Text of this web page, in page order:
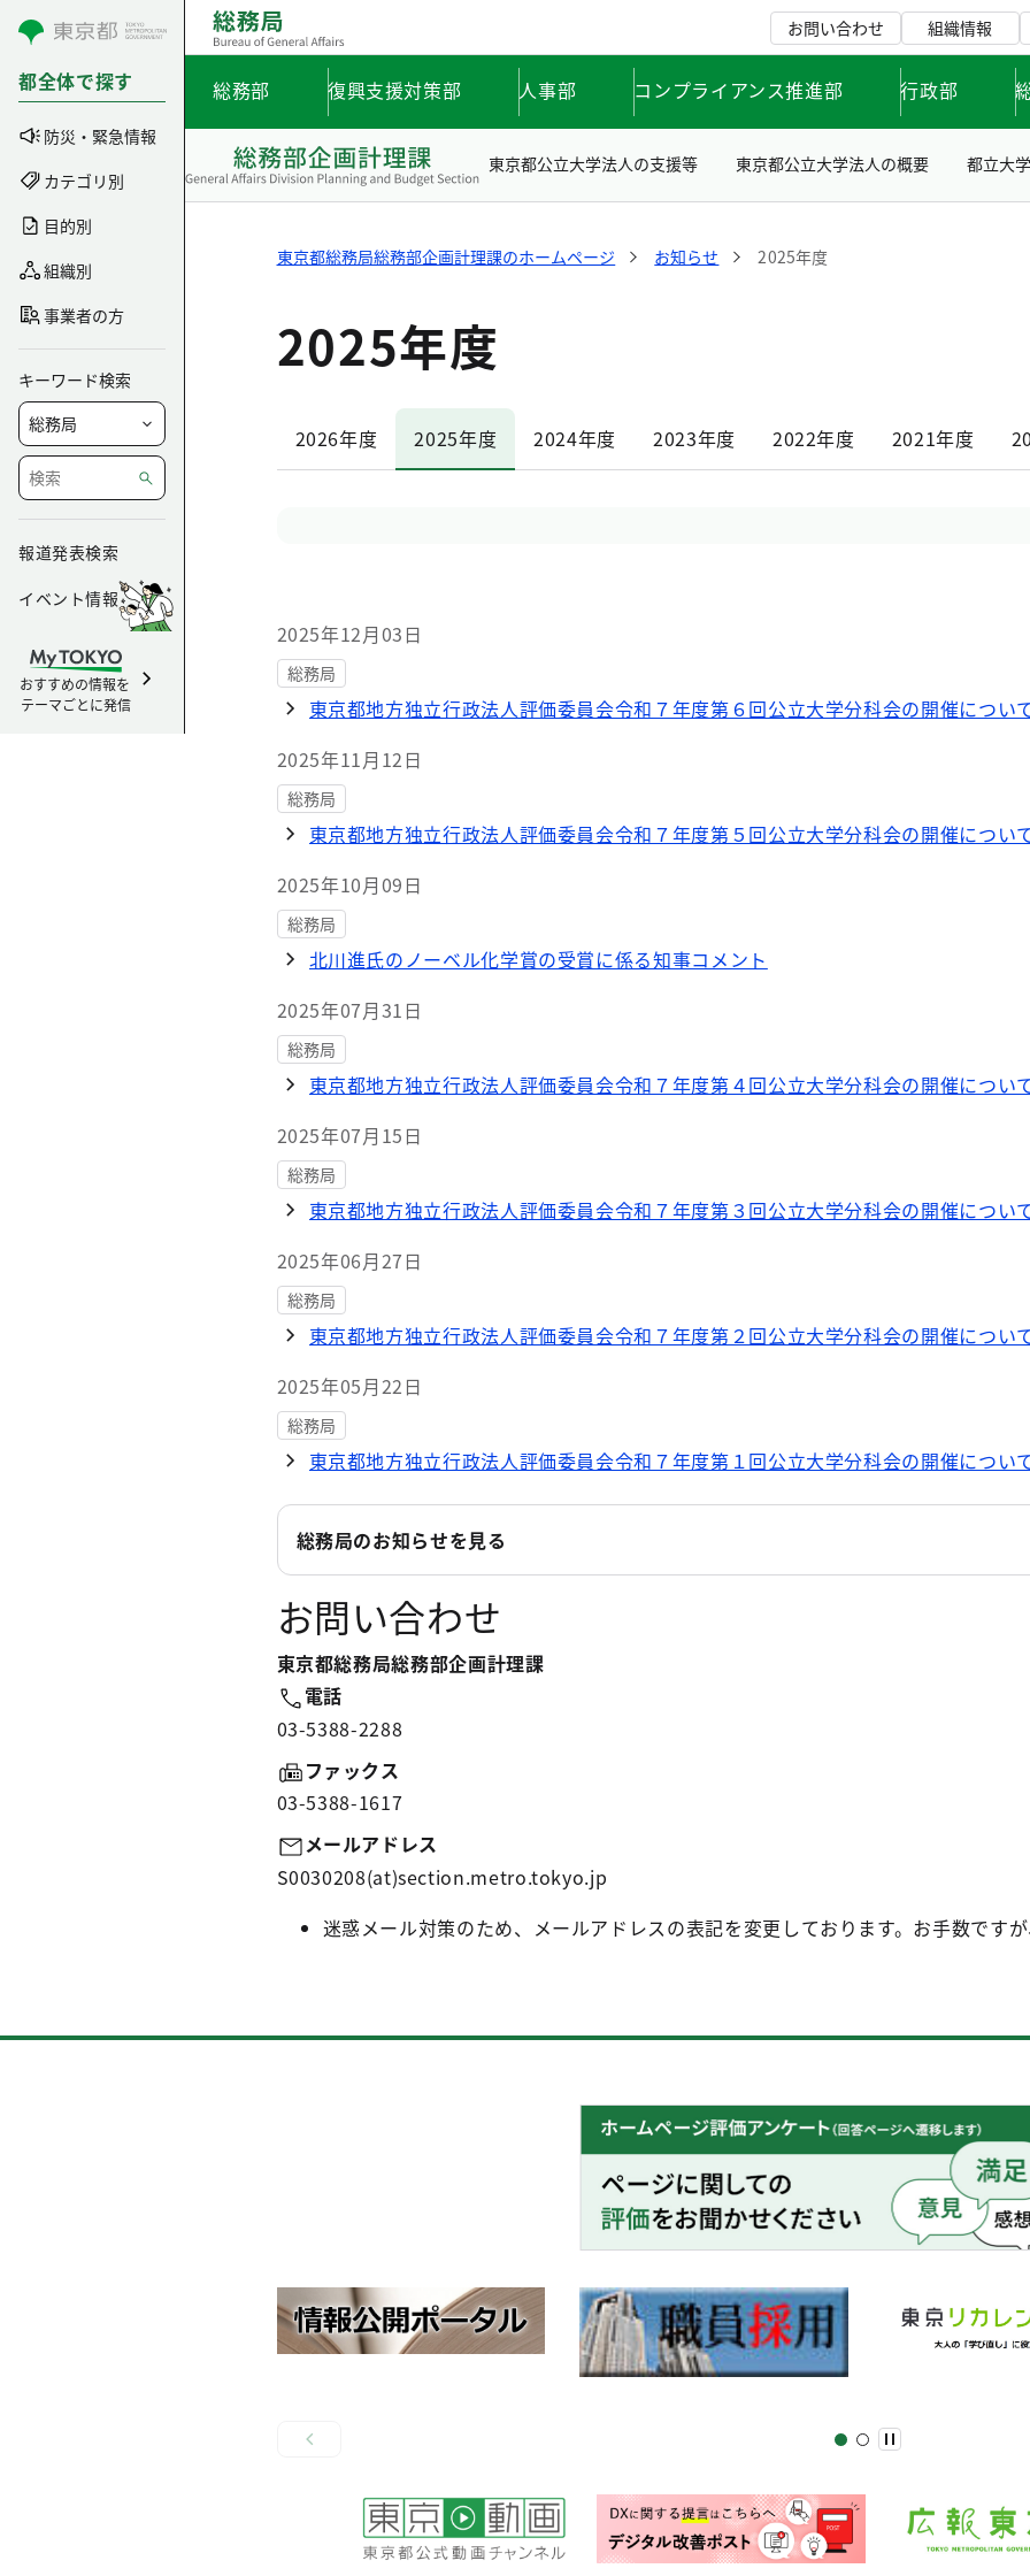
コンテンツにスキップ
都全体で探す
防災・緊急情報
カテゴリ別
目的別
組織別
事業者の方
キーワード検索
報道発表検索
イベント情報
おすすめの情報を
テーマごとに発信
お問い合わせ 組織情報
総務部 復興支援対策部 人事部 コンプライアンス推進部 行政部
東京都公立大学法人の支援等 東京都公立大学法人の概要 都立大
東京都総務局総務部企画計理課のホームページ お知らせ 2025年度
2025年度
2026年度 2025年度 2024年度 2023年度 2022年度 2021年度
2025年12月03日
総務局
東京都地方独立行政法人評価委員会令和７年度第６回公立大学分科会の開催につい
2025年11月12日
総務局
東京都地方独立行政法人評価委員会令和７年度第５回公立大学分科会の開催につい
2025年10月09日
総務局
北川進氏のノーベル化学賞の受賞に係る知事コメント
2025年07月31日
総務局
東京都地方独立行政法人評価委員会令和７年度第４回公立大学分科会の開催につい
2025年07月15日
総務局
東京都地方独立行政法人評価委員会令和７年度第３回公立大学分科会の開催につい
2025年06月27日
総務局
東京都地方独立行政法人評価委員会令和７年度第２回公立大学分科会の開催につい
2025年05月22日
総務局
東京都地方独立行政法人評価委員会令和７年度第１回公立大学分科会の開催につい
総務局のお知らせを見る
お問い合わせ
東京都総務局総務部企画計理課
電話
03-5388-2288
ファックス
03-5388-1617
メールアドレス
S0030208(at)section.metro.tokyo.jp
迷惑メール対策のため、メールアドレスの表記を変更しております。お手数です